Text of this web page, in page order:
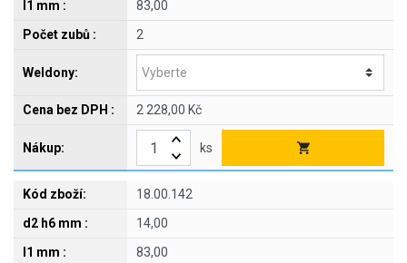
83,00
2
2 228,00 Kč
ks
18.00.142
14,00
83,00